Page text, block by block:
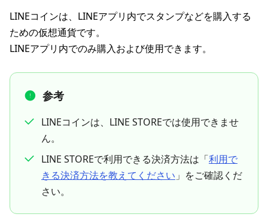
LINEコインは、LINEアプリ内でスタンプなどを購入する
ための仮想通貨です。
LINEアプリ内でのみ購入および使用できます。
参考
LINEコインは、LINE STOREでは使用できませ
ん。
LINE STOREで利用できる決済方法は「利用で
きる決済方法を教えてください 」をご確認くだ
さい。